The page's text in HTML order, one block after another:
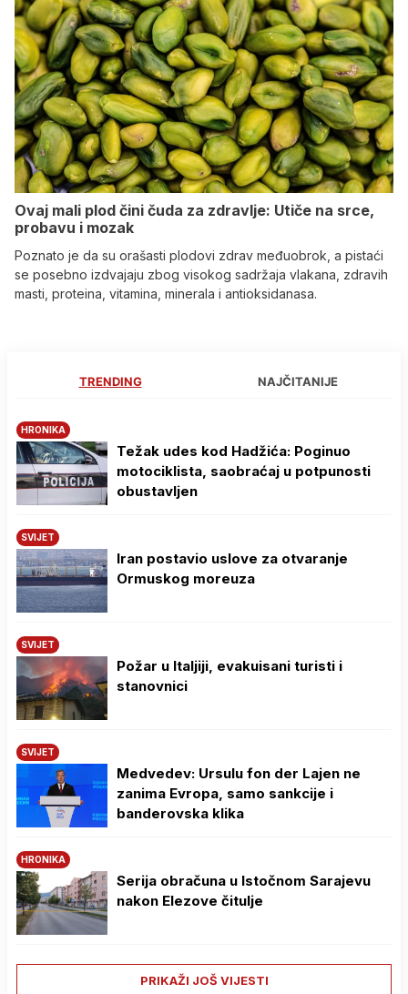
Ovaj mali plod čini čuda za zdravlje: Utiče na srce,
probavu i mozak
Poznato je da su orašasti plodovi zdrav međuobrok, a pistaći
se posebno izdvajaju zbog visokog sadržaja vlakana, zdravih
masti, proteina, vitamina, minerala i antioksidanasa.
TRENDING NAJČITANIJE
HRONIKA
Težak udes kod Hadžića: Poginuo
motociklista, saobraćaj u potpunosti
obustavljen
SVIJET
Iran postavio uslove za otvaranje
Ormuskog moreuza
SVIJET
Požar u Italjiji, evakuisani turisti i
stanovnici
SVIJET
Medvedev: Ursulu fon der Lajen ne
zanima Evropa, samo sankcije i
banderovska klika
HRONIKA
Serija obračuna u Istočnom Sarajevu
nakon Elezove čitulje
PRIKAŽI JOŠ VIJESTI